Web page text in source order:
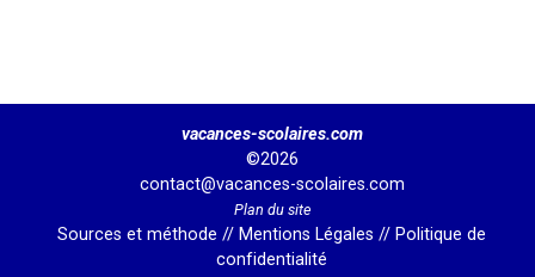
vacances-scolaires.com
©2026
contact@vacances-scolaires.com
Plan du site
Sources et méthode // Mentions Légales // Politique de
confidentialité